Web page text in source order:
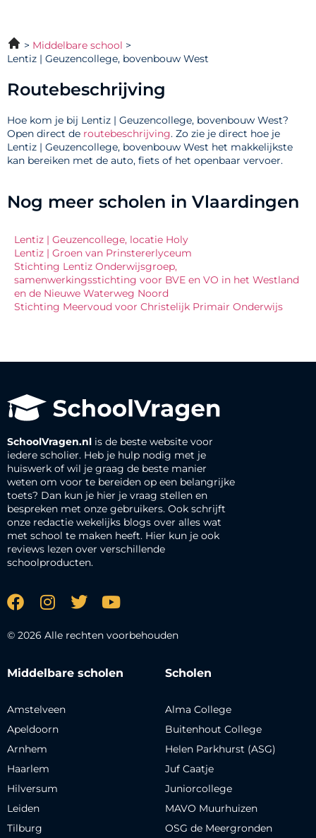
Middelbare school
Lentiz | Geuzencollege, bovenbouw West
Routebeschrijving
Hoe kom je bij Lentiz | Geuzencollege, bovenbouw West?
Open direct de routebeschrijving. Zo zie je direct hoe je
Lentiz | Geuzencollege, bovenbouw West het makkelijkste
kan bereiken met de auto, fiets of het openbaar vervoer.
Nog meer scholen in Vlaardingen
Lentiz | Geuzencollege, locatie Holy
Lentiz | Groen van Prinstererlyceum
Stichting Lentiz Onderwijsgroep,
samenwerkingsstichting voor BVE en VO in het Westland
en de Nieuwe Waterweg Noord
Stichting Meervoud voor Christelijk Primair Onderwijs
SchoolVragen.nl is de beste website voor
iedere scholier. Heb je hulp nodig met je
huiswerk of wil je graag de beste manier
weten om voor te bereiden op een belangrijke
toets? Dan kun je hier je vraag stellen en
bespreken met onze gebruikers. Ook schrijft
onze redactie wekelijks blogs over alles wat
met school te maken heeft. Hier kun je ook
reviews lezen over verschillende
schoolproducten.
© 2026 Alle rechten voorbehouden
Middelbare scholen
Amstelveen
Apeldoorn
Arnhem
Haarlem
Hilversum
Leiden
Tilburg
Scholen
Alma College
Buitenhout College
Helen Parkhurst (ASG)
Juf Caatje
Juniorcollege
MAVO Muurhuizen
OSG de Meergronden